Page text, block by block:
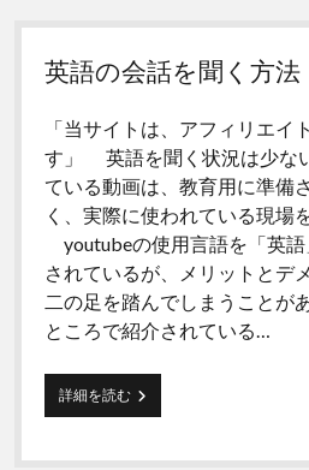
プライバシーポリシー
twitterfacebookyoutubeemail
英語の会話を聞く方法
「当サイトは、アフィリエイ
す」 英語を聞く状況は少な
ている動画は、教育用に準備
く、実際に使われている現場
youtubeの使用言語を「英語
されているが、メリットとデ
二の足を踏んでしまうこと
ところで紹介されている…
詳細を読む英
語
会